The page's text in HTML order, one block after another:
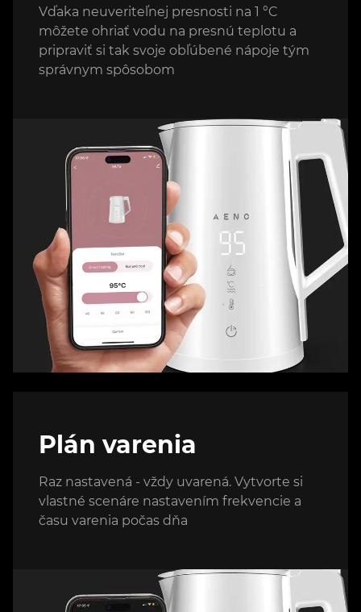
Vďaka neuveriteľnej presnosti na 1 °C
môžete ohriať vodu na presnú teplotu a
pripraviť si tak svoje obľúbené nápoje tým
správnym spôsobom
Plán varenia
Raz nastavená - vždy uvarená. Vytvorte si
vlastné scenáre nastavením frekvencie a
času varenia počas dňa